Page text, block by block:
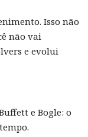
Isso não
não vai
e evolui
e Bogle: o